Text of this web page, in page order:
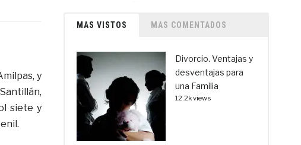
y
siete y
MAS VISTOS MAS COMENTADOS
Divorcio. Ventajas y
desventajas para
una Familia
12.2k views